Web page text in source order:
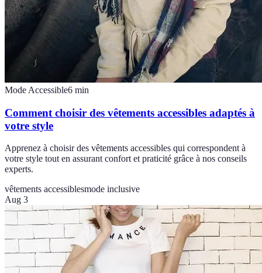
Mode Accessible6 min
Comment choisir des vêtements accessibles adaptés à
votre style
Apprenez à choisir des vêtements accessibles qui correspondent à
votre style tout en assurant confort et praticité grâce à nos conseils
experts.
vêtements accessiblesmode inclusive
Aug 3